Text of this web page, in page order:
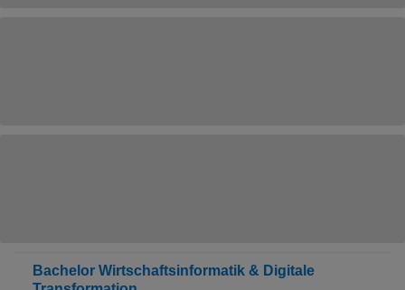
Bachelor Wirtschaftsinformatik & Digitale